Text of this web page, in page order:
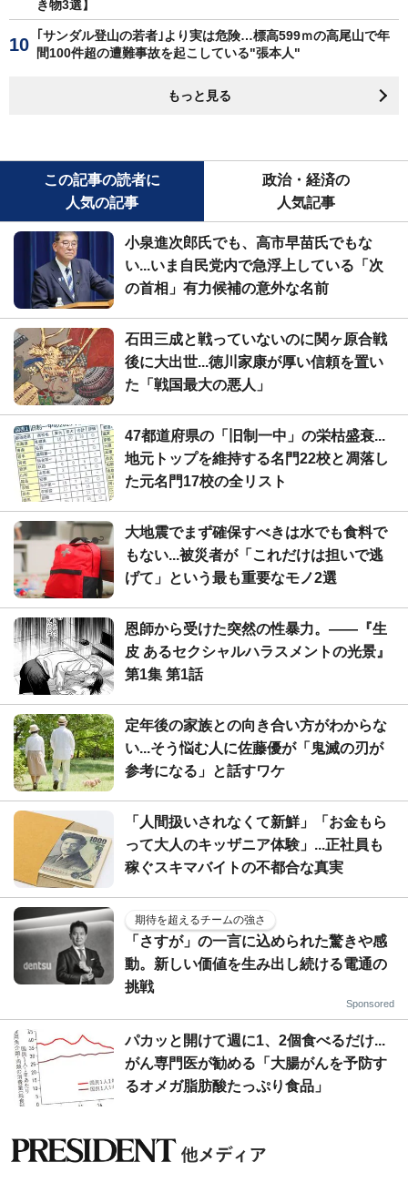
き物3選】
｢サンダル登山の若者｣より実は危険…標高599ｍの高尾山で年
間100件超の遭難事故を起こしている"張本人"
もっと見る
この記事の読者に
人気の記事
政治・経済の
人気記事
小泉進次郎氏でも、高市早苗氏でもな
い...いま自民党内で急浮上している「次
の首相」有力候補の意外な名前
石田三成と戦っていないのに関ヶ原合戦
後に大出世...徳川家康が厚い信頼を置い
た「戦国最大の悪人」
47都道府県の「旧制一中」の栄枯盛衰...
地元トップを維持する名門22校と凋落し
た元名門17校の全リスト
大地震でまず確保すべきは水でも食料で
もない...被災者が「これだけは担いで逃
げて」という最も重要なモノ2選
恩師から受けた突然の性暴力。――『生
皮 あるセクシャルハラスメントの光景』
第1集 第1話
定年後の家族との向き合い方がわからな
い...そう悩む人に佐藤優が「鬼滅の刃が
参考になる」と話すワケ
「人間扱いされなくて新鮮」「お金もら
って大人のキッザニア体験」...正社員も
稼ぐスキマバイトの不都合な真実
期待を超えるチームの強さ
「さすが」の一言に込められた驚きや感
動。新しい価値を生み出し続ける電通の
挑戦
Sponsored
パカッと開けて週に1、2個食べるだけ...
がん専門医が勧める「大腸がんを予防す
るオメガ脂肪酸たっぷり食品」